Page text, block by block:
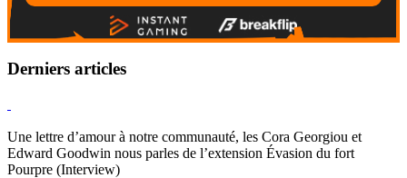
Derniers articles
Une lettre d’amour à notre communauté, les Cora Georgiou et
Edward Goodwin nous parles de l’extension Évasion du fort
Pourpre (Interview)